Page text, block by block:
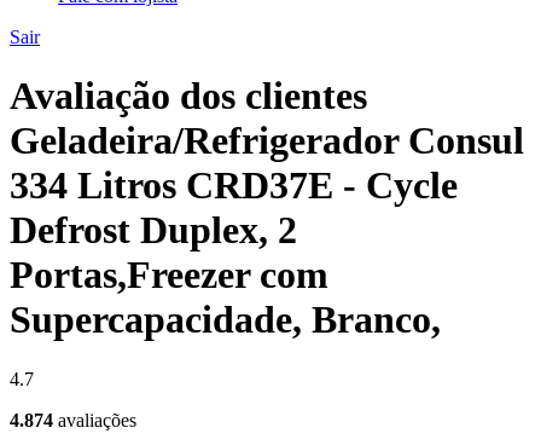
Sair
Avaliação dos clientes
Geladeira/Refrigerador Consul
334 Litros CRD37E - Cycle
Defrost Duplex, 2
Portas,Freezer com
Supercapacidade, Branco,
4.7
4.874 avaliações